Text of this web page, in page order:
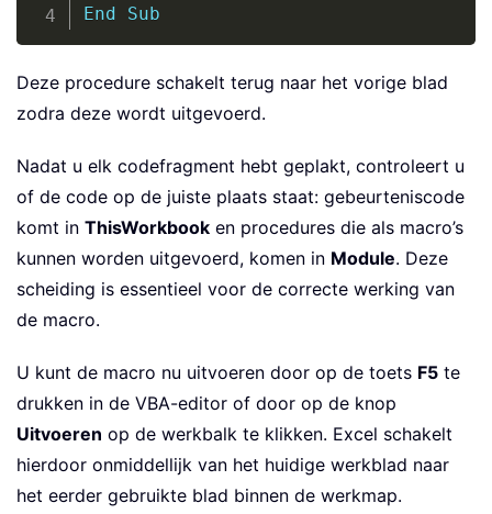
End
Sub
Deze procedure schakelt terug naar het vorige blad
zodra deze wordt uitgevoerd.
Nadat u elk codefragment hebt geplakt, controleert u
of de code op de juiste plaats staat: gebeurteniscode
komt in ThisWorkbook en procedures die als macro’s
kunnen worden uitgevoerd, komen in Module. Deze
scheiding is essentieel voor de correcte werking van
de macro.
U kunt de macro nu uitvoeren door op de toets F5 te
drukken in de VBA-editor of door op de knop
Uitvoeren op de werkbalk te klikken. Excel schakelt
hierdoor onmiddellijk van het huidige werkblad naar
het eerder gebruikte blad binnen de werkmap.